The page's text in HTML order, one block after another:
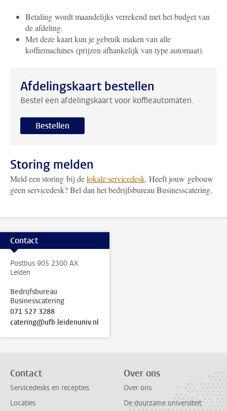
Betaling wordt maandelijks verrekend met het budget van
de afdeling.
Met deze kaart kun je gebruik maken van alle
koffiemachines (prijzen afhankelijk van type automaat).
Afdelingskaart bestellen
Bestel een afdelingskaart voor koffieautomaten.
Bestellen
Storing melden
Meld een storing bij delokale servicedesk. Heeft jouw gebouw
geen servicedesk? Bel dan het bedrijfsbureau Businesscatering.
Contact
Postbus 905 2300 AX
Leiden
Bedrijfsbureau
Businesscatering
071 527 3288
catering@ufb.leidenuniv.nl
Contact
Servicedesks en recepties
Locaties
Over ons
Over ons
De duurzame universiteit